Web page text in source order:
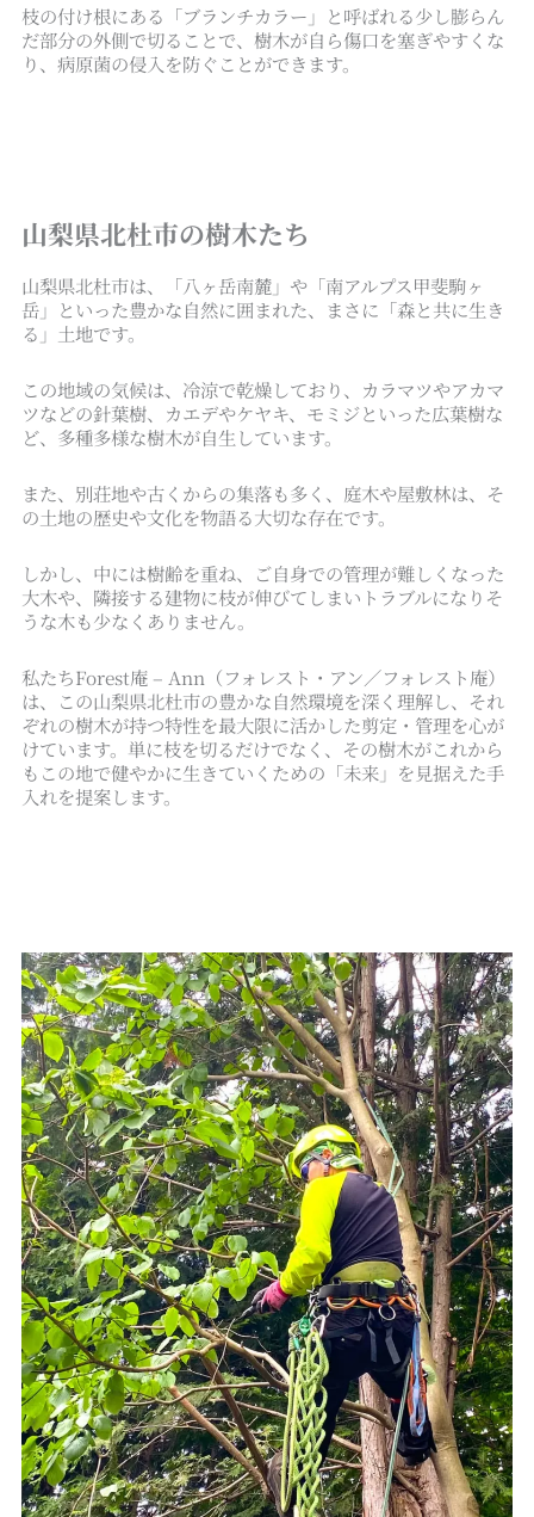
枝の付け根にある「ブランチカラー」と呼ばれる少し膨らん
だ部分の外側で切ることで、樹木が自ら傷口を塞ぎやすくな
り、病原菌の侵入を防ぐことができます。
山梨県北杜市の樹木たち
山梨県北杜市は、「八ヶ岳南麓」や「南アルプス甲斐駒ヶ
岳」といった豊かな自然に囲まれた、まさに「森と共に生き
る」土地です。
この地域の気候は、冷涼で乾燥しており、カラマツやアカマ
ツなどの針葉樹、カエデやケヤキ、モミジといった広葉樹な
ど、多種多様な樹木が自生しています。
また、別荘地や古くからの集落も多く、庭木や屋敷林は、そ
の土地の歴史や文化を物語る大切な存在です。
しかし、中には樹齢を重ね、ご自身での管理が難しくなった
大木や、隣接する建物に枝が伸びてしまいトラブルになりそ
うな木も少なくありません。
私たちForest庵 – Ann（フォレスト・アン／フォレスト庵）
は、この山梨県北杜市の豊かな自然環境を深く理解し、それ
ぞれの樹木が持つ特性を最大限に活かした剪定・管理を心が
けています。単に枝を切るだけでなく、その樹木がこれから
もこの地で健やかに生きていくための「未来」を見据えた手
入れを提案します。